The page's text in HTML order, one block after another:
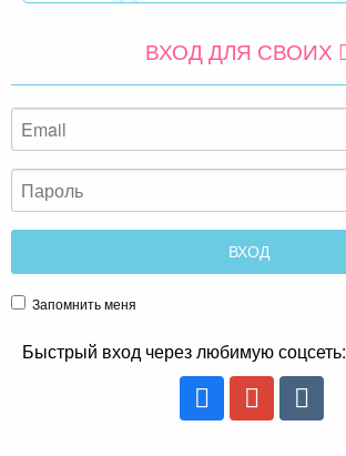
ВХОД ДЛЯ СВОИХ
Запомнить меня
Быстрый вход через любимую соцсеть: